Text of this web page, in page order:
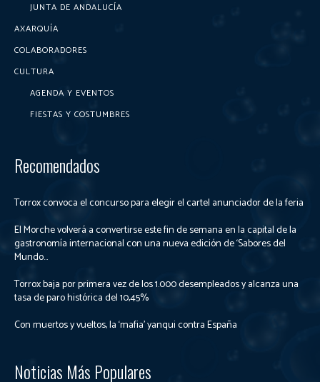
JUNTA DE ANDALUCÍA
AXARQUÍA
COLABORADORES
CULTURA
AGENDA Y EVENTOS
FIESTAS Y COSTUMBRES
Recomendados
Torrox convoca el concurso para elegir el cartel anunciador de la feria
El Morche volverá a convertirse este fin de semana en la capital de la
gastronomía internacional con una nueva edición de ‘Sabores del
Mundo...
Torrox baja por primera vez de los 1.000 desempleados y alcanza una
tasa de paro histórica del 10,45%
Con muertos y vueltos, la ‘mafia’ yanqui contra España
Noticias Más Populares